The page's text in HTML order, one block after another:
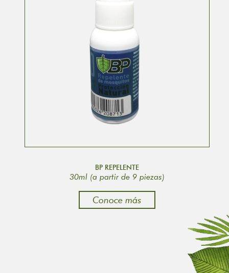
BP REPELENTE
30ml (a partir de 9 piezas)
Conoce más